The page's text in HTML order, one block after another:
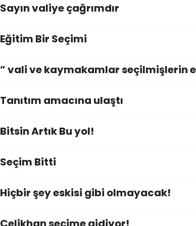
Sayın valiye çağrımdır
Eğitim Bir Seçimi
” vali ve kaymakamlar seçilmişlerin
Tanıtım amacına ulaştı
Bitsin Artık Bu yol!
Seçim Bitti
Hiçbir şey eskisi gibi olmayacak!